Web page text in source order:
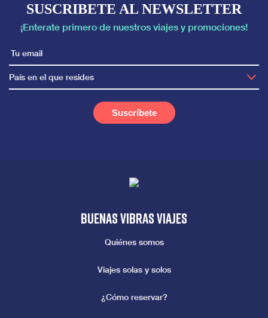
SUSCRIBETE AL NEWSLETTER
¡Enterate primero de nuestros viajes y promociones!
País en el que resides
Buenas vibras viajes
Quiénes somos
Viajes solas y solos
¿Cómo reservar?